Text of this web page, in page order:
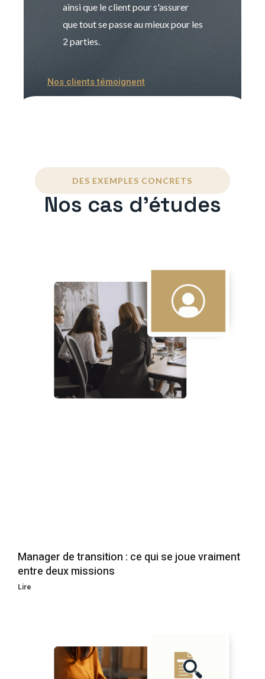
ainsi que le client pour s'assurer
que tout se passe au mieux pour les
2 parties.
Nos clients témoignent
DES EXEMPLES CONCRETS
Nos cas d'études
Manager de transition : ce qui se joue vraiment
entre deux missions
Lire